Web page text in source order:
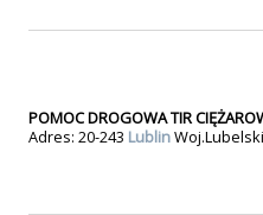
POMOC DROGOWA TIR
Adres: 20-243 Lublin